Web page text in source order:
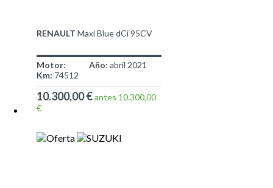
RENAULT Maxi Blue dCi 95CV
Motor: Año: abril 2021
Km: 74512
10.300,00 €antes 10.300,00
€